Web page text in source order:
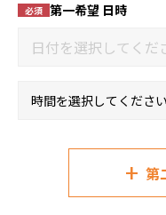
必須 第一希望 日時
第
+